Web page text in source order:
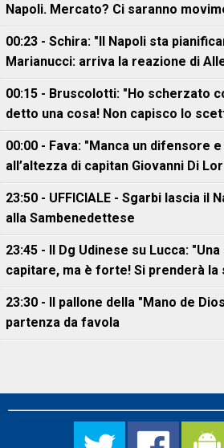
Napoli. Mercato? Ci saranno
00:23 - Schira: "Il Napoli sta
Marianucci: arriva la reazione di
00:15 - Bruscolotti: "Ho scherzato
detto una cosa! Non capisco lo
00:00 - Fava: "Manca un difensore
all’altezza di capitan Giovanni Di
23:50 - UFFICIALE - Sgarbi lascia il
alla Sambenedettese
23:45 - Il Dg Udinese su Lucca:
capitare, ma è forte! Si prenderà la
23:30 - Il pallone della "Mano de
partenza da favola